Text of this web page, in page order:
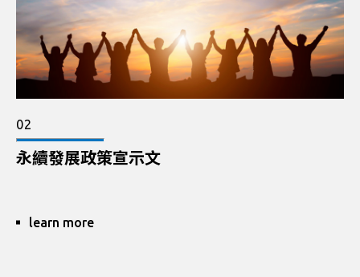
02
永續發展政策宣示文
learn more